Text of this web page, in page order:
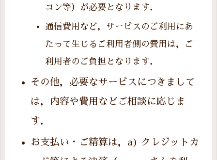
コン等）が必要となります．
通信費用など，サービスのご利用にあ
たって生じるご利用者側の費用は，ご
利用者のご負担となります．
その他，必要なサービスにつきまして
は，内容や費用などご相談に応じま
す．
お支払い・ご精算は，a) クレジットカ